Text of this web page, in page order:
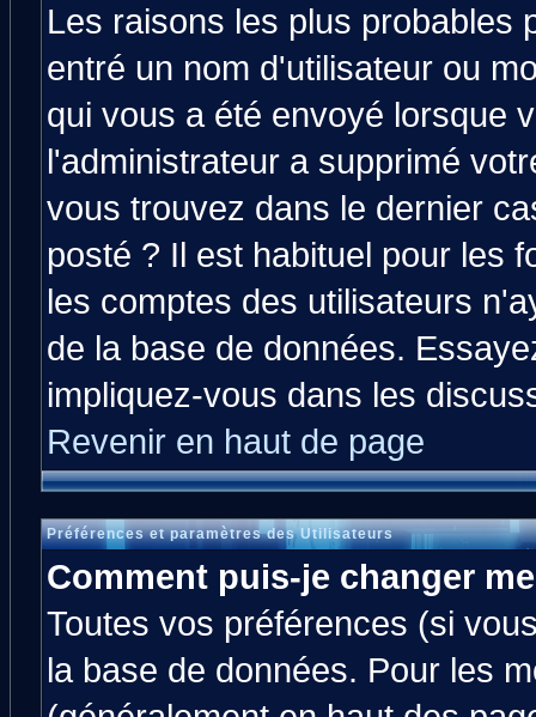
Les raisons les plus probables
entré un nom d'utilisateur ou
qui vous a été envoyé lorsque
l'administrateur a supprimé
vous trouvez dans le dernier
posté ? Il est habituel pour les
les comptes des utilisateurs
de la base de données.
impliquez-vous dans les
Revenir en haut de page
Préférences et paramètres des Utilisateurs
Comment puis-je changer
Toutes vos préférences (si
la base de données. Pour les